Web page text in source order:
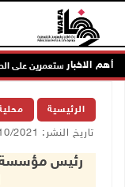
أهم الاخبار
هجوم للمستعمرين على الطوبا
الرئيسية
تاريخ النشر: 25/10/2021 10:39 ص
رئيس مؤسسة